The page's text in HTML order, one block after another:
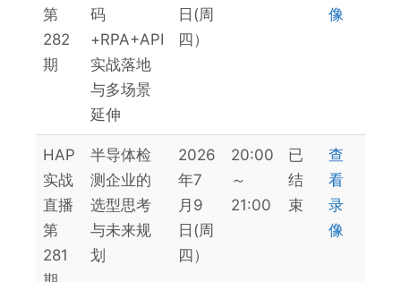
第
282
期
码
+RPA+API
实战落地
与多场景
延伸
日(周
四）
像
HAP
实战
直播
第
281
半导体检
测企业的
选型思考
与未来规
划
2026
年7
月9
日(周
四）
20:00
～
21:00
已
结
束
查
看
录
像